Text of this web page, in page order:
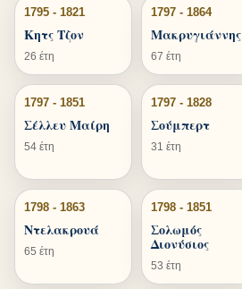
1795 - 1821
Κητς Τζον
26 έτη
1797 - 1864
Μακρυγιάννης
67 έτη
1797 - 1851
Σέλλευ Μαίρη
54 έτη
1797 - 1828
Σούμπερτ
31 έτη
1798 - 1863
Ντελακρουά
65 έτη
1798 - 1851
Σολωμός
Διονύσιος
53 έτη